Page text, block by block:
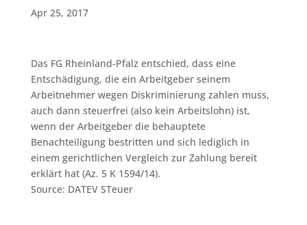
Apr 25, 2017
Das FG Rheinland-Pfalz entschied, dass eine
Entschädigung, die ein Arbeitgeber seinem
Arbeitnehmer wegen Diskriminierung zahlen muss,
auch dann steuerfrei (also kein Arbeitslohn) ist,
wenn der Arbeitgeber die behauptete
Benachteiligung bestritten und sich lediglich in
einem gerichtlichen Vergleich zur Zahlung bereit
erklärt hat (Az. 5 K 1594/14).
Source: DATEV STeuer